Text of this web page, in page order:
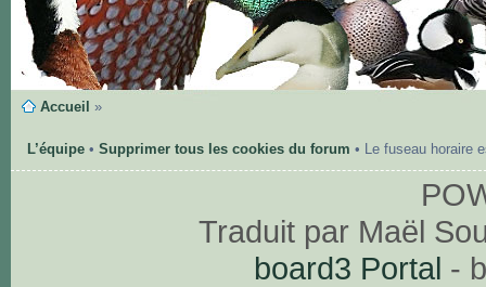
Accueil »
L’équipe• Supprimer tous les cookies du forum • Le fuseau horaire
Traduit par Maël
board3 Portal -